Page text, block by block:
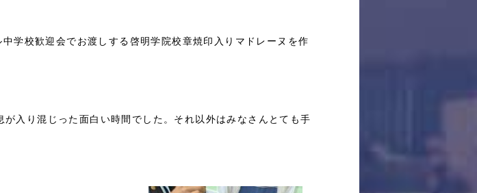
学校歓迎会でお渡しする啓明学院校章焼印入りマドレーヌを作
入り混じった面白い時間でした。それ以外はみなさんとても手